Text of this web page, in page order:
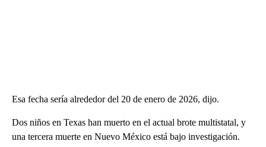
Esa fecha sería alrededor del 20 de enero de 2026, dijo.
Dos niños en Texas han muerto en el actual brote multistatal, y
una tercera muerte en Nuevo México está bajo investigación.